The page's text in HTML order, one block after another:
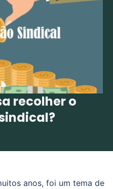
recolher o
anos, foi um tema de